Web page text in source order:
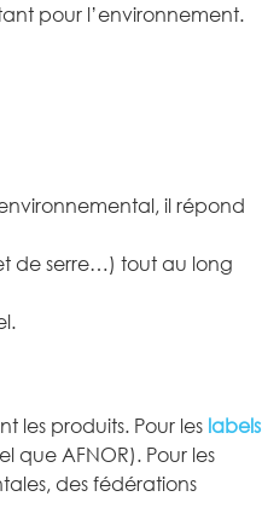
pour l’environnement.
il répond
de serre…) tout au long
les produits. Pour les labels
que AFNOR). Pour les
des fédérations